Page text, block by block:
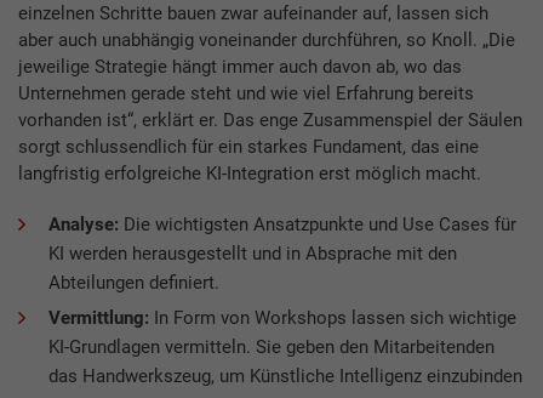
einzelnen Schritte bauen zwar aufeinander auf, lassen sich
aber auch unabhängig voneinander durchführen, so Knoll. „Die
jeweilige Strategie hängt immer auch davon ab, wo das
Unternehmen gerade steht und wie viel Erfahrung bereits
vorhanden ist“, erklärt er. Das enge Zusammenspiel der Säulen
sorgt schlussendlich für ein starkes Fundament, das eine
langfristig erfolgreiche KI-Integration erst möglich macht.
Analyse: Die wichtigsten Ansatzpunkte und Use Cases für
KI werden herausgestellt und in Absprache mit den
Abteilungen definiert.
Vermittlung: In Form von Workshops lassen sich wichtige
KI-Grundlagen vermitteln. Sie geben den Mitarbeitenden
das Handwerkszeug, um Künstliche Intelligenz einzubinden